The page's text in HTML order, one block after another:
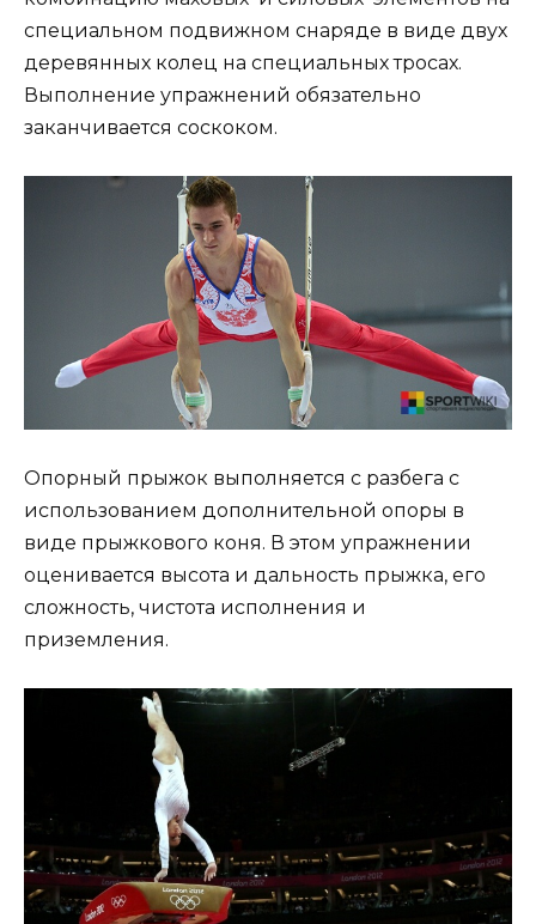
специальном подвижном снаряде в виде двух
деревянных колец на специальных тросах.
Выполнение упражнений обязательно
заканчивается соскоком.
Опорный прыжок выполняется с разбега с
использованием дополнительной опоры в
виде прыжкового коня. В этом упражнении
оценивается высота и дальность прыжка, его
сложность, чистота исполнения и
приземления.